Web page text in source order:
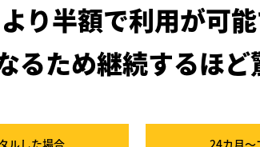
り半額で利用が可能
るため継続するほど
ルした場合 24カ月～